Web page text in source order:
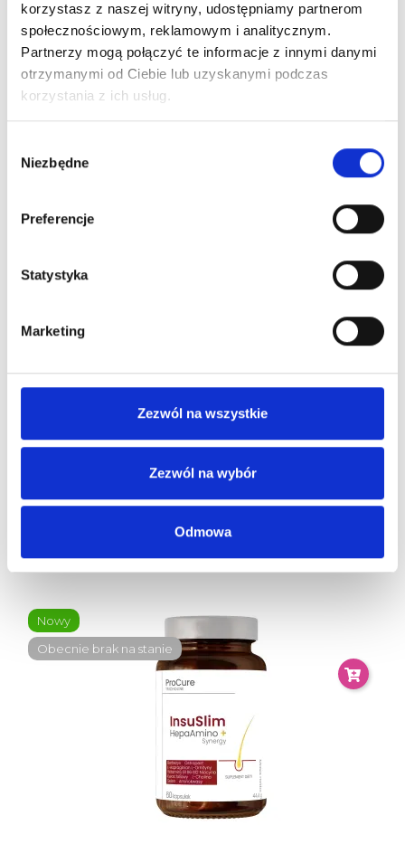
korzystasz z naszej witryny, udostępniamy partnerom
społecznościowym, reklamowym i analitycznym.
Partnerzy mogą połączyć te informacje z innymi danymi
otrzymanymi od Ciebie lub uzyskanymi podczas
korzystania z ich usług.
zgody
Niezbędne
Preferencje
Statystyka
Marketing
Zezwól na wszystkie
Zezwól na wybór
Odmowa
PRO CURE Tricholine Mio-Inozytol 40/1 + Synergy
PRO CURE Tricholine Palma Sabałowa MEN + Synergy
79,00 zł
Nowy
Nowy
Obecnie brak na stanie